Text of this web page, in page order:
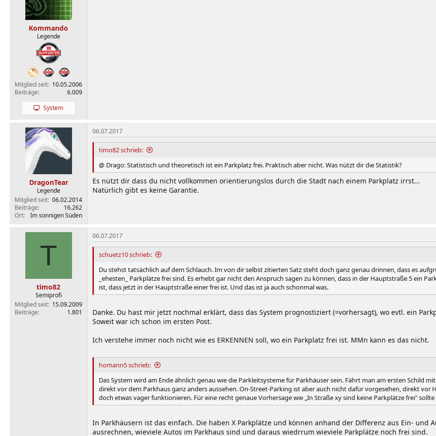
Kommando
Legende
Mitglied seit 10.05.2006
Beiträge
6.009
System
DragonTear
Legende
Mitglied seit 06.02.2014
Beiträge
16.262
Ort
Im sonnigen Süden
06.07.2017
timo82 schrieb:
@ Drago: Statistisch und theoretisch ist ein Parkplatz frei. Praktisch aber nicht. Was nützt dir die Statistik?
Es nützt dir dass du nicht vollkommen orientierungslos durch die Stadt nach einem Parkplatz irrst...
Natürlich gibt es keine Garantie.
T
timo82
Semiprofi
Mitglied seit 15.09.2009
Beiträge
1.801
06.07.2017
schuetz10 schrieb:
Du stehst tatsächlich auf dem Schlauch. Im von dir selbst zitierten Satz steht doch ganz genau drinnen, dass es
_ehesten_ Parkplätze frei sind. Es erhebt gar nicht den Anspruch sagen zu können, dass in der Hauptstraße 5 ein
ist, dass jetzt in der Hauptstraße einer frei ist. Und das ist ja auch schonmal was.
Danke. Du hast mir jetzt nochmal erklärt, dass das System prognostiziert (=vorhersagt), wo evtl. ein
Soweit war ich schon im ersten Post.
Ich verstehe immer noch nicht wie es ERKENNEN soll, wo ein Parkplatz frei ist. MMn kann es das nicht.
homann5 schrieb:
Das System wird am Ende ähnlich genau wie die Parkleitsysteme für Parkhäuser sein. Fährt man am ersten Schild
direkt vor dem Parkhaus ganz anders aussehen. On-Street-Parking ist aber auch nicht dafür vorgesehen, direkt
doch etwas vager funktionieren. Für eine recht genaue Vorhersage wie „In Straße xy sind keine Parkplätze frei" sollte
In Parkhäusern ist das einfach. Die haben X Parkplätze und können anhand der Differenz aus Ein- und
ausrechnen, wieviele Autos im Parkhaus sind und daraus wiedrrum wieviele Parkplätze noch frei sind.